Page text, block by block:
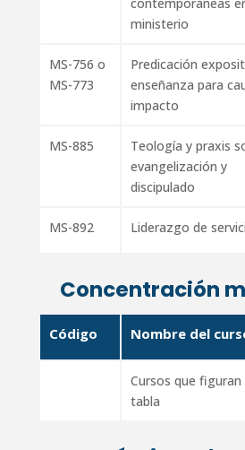
contemporáneas
ministerio
MS-756 o
MS-773
Predicación
enseñanza para
impacto
MS-885
Teología y praxis
evangelización y
discipulado
MS-892 Liderazgo de
Concentración
Código Nombre del
Cursos que figuran
tabla